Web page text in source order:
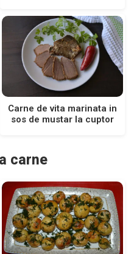
Carne de vita marinata in
sos de mustar la cuptor
carne